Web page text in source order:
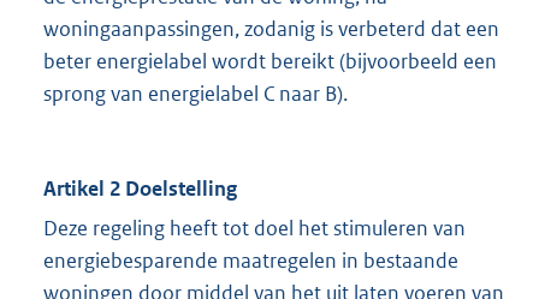
woningaanpassingen, zodanig is verbeterd dat een
beter energielabel wordt bereikt (bijvoorbeeld een
sprong van energielabel C naar B).
Artikel 2 Doelstelling
Deze regeling heeft tot doel het stimuleren van
energiebesparende maatregelen in bestaande
woningen door middel van het uit laten voeren van